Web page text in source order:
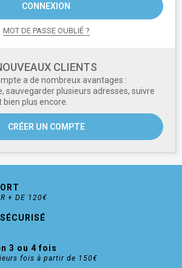
CONNEXION
MOT DE PASSE OUBLIÉ ?
CLIENTS
a de nombreux avantages :
sauvegarder plusieurs adresses, suivre
plus encore.
CRÉER UN COMPTE
+ DE 120€
3 ou 4 fois
fois à partir de 150€